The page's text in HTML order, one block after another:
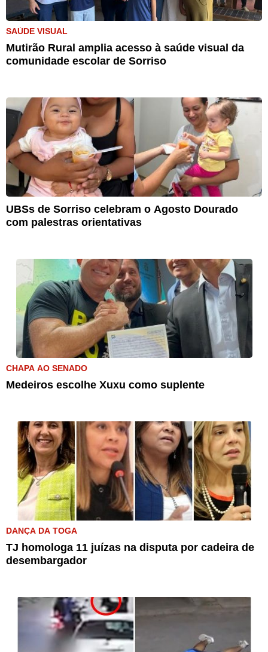
SAÚDE VISUAL
Mutirão Rural amplia acesso à saúde visual da
comunidade escolar de Sorriso
UBSs de Sorriso celebram o Agosto Dourado
com palestras orientativas
CHAPA AO SENADO
Medeiros escolhe Xuxu como suplente
DANÇA DA TOGA
TJ homologa 11 juízas na disputa por cadeira de
desembargador